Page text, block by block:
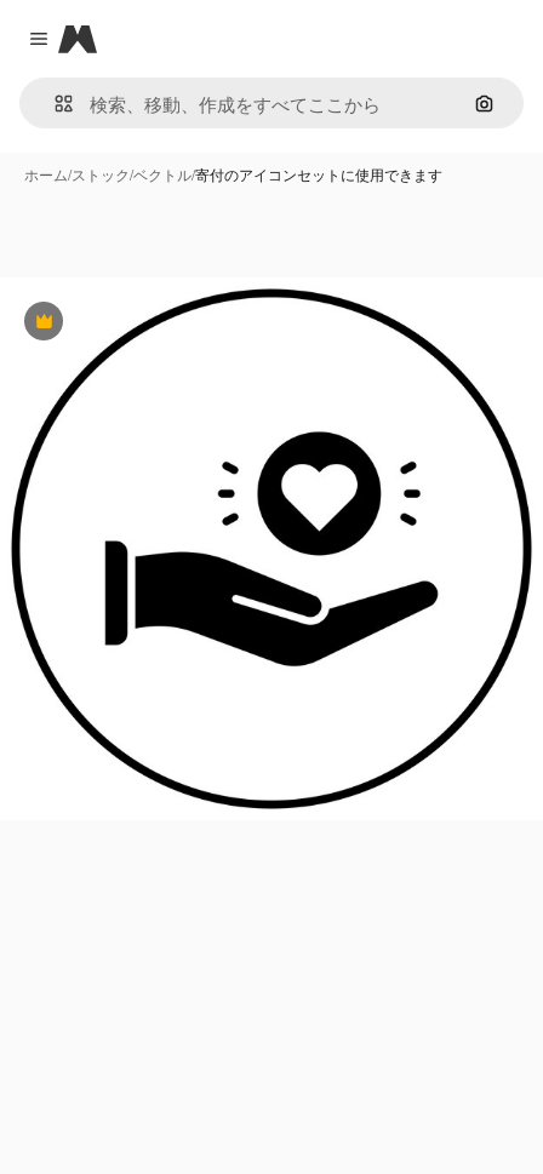
Close menu
Magnific
画像で
ホーム/ストック/ベクトル/寄付のアイコンセットに使用できます
Premium